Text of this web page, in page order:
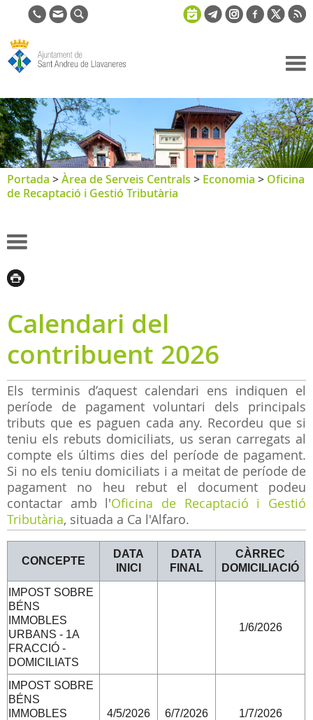
de Sant
Andreu de
Llavaneres
Portada >Àrea de Serveis Centrals > Economia > Oficina
de Recaptació i Gestió Tributària
Calendari del
contribuent 2026
Els terminis d’aquest calendari ens indiquen el
període de pagament voluntari dels principals
tributs que es paguen cada any. Recordeu que si
teniu els rebuts domiciliats, us seran carregats al
compte els últims dies del període de pagament.
Si no els teniu domiciliats i a meitat de període de
pagament no heu rebut el document podeu
contactar amb l'Oficina de Recaptació i Gestió
Tributària, situada a Ca l'Alfaro.
CONCEPTE
DATA
INICI
DATA
FINAL
CÀRREC
DOMICILIACIÓ
IMPOST SOBRE
BÉNS
IMMOBLES
URBANS - 1A
FRACCIÓ -
DOMICILIATS
1/6/2026
IMPOST SOBRE
BÉNS
IMMOBLES
4/5/2026 6/7/2026 1/7/2026